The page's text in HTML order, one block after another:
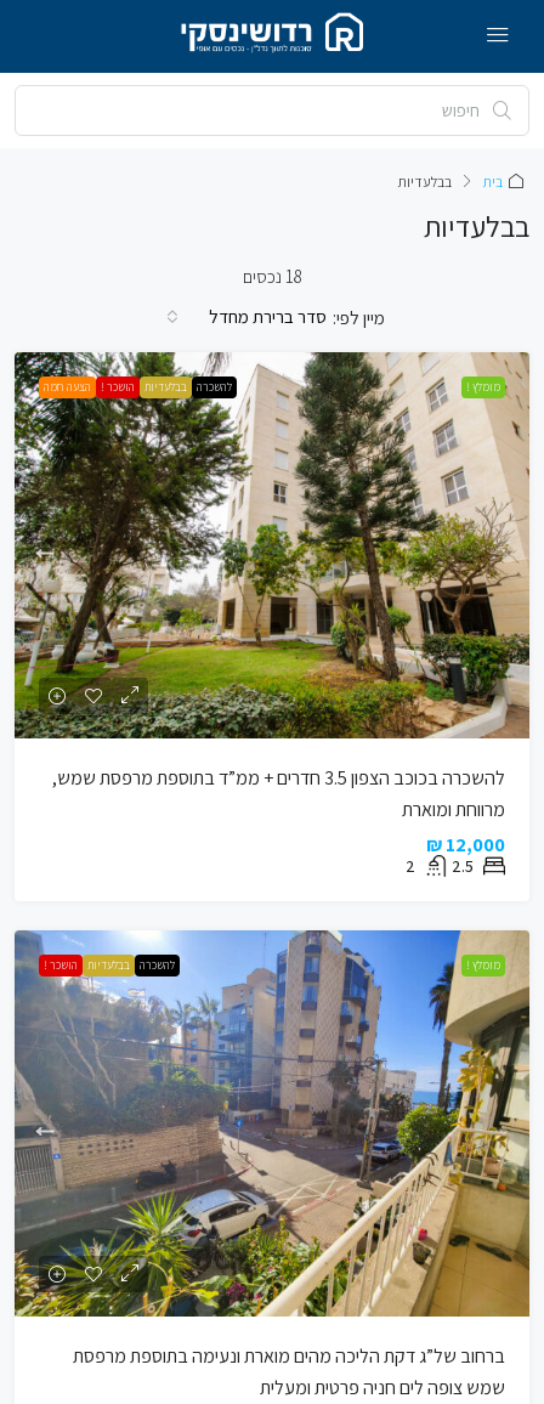
בית בבלעדיות
בבלעדיות
18 נכסים
מיין לפי: סדר ברירת מחדל
מומלץ ! להשכרה בבלעדיות הושכר ! הצעה חמה
להשכרה בכוכב הצפון 3.5 חדרים + ממ”ד בתוספת מרפסת שמש,
מרווחת ומוארת
12,000 ₪
2.5
2
מומלץ ! להשכרה בבלעדיות הושכר !
ברחוב של”ג דקת הליכה מהים מוארת ונעימה בתוספת מרפסת
שמש צופה לים חניה פרטית ומעלית